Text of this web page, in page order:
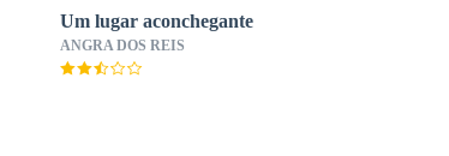
Um lugar aconchegante
ANGRA DOS REIS